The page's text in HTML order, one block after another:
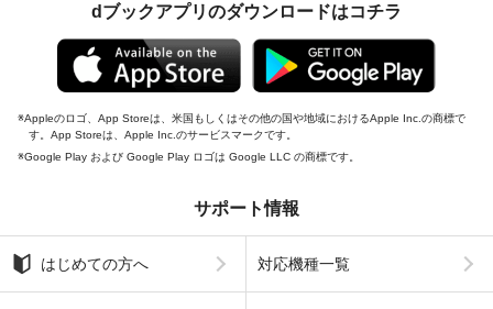
dブックアプリのダウンロードはコチラ
Appleのロゴ、App Storeは、米国もしくはその他の国や地域におけるApple Inc.の商標で
す。App Storeは、Apple Inc.のサービスマークです。
Google Play および Google Play ロゴは Google LLC の商標です。
サポート情報
はじめての方へ 対応機種一覧